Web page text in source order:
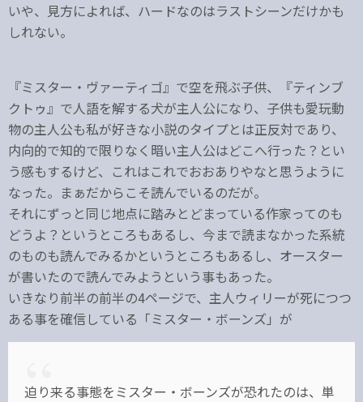
いや、見方によれば、ハードなのはラストシーンだけかも
しれない。
『ミスター・ヴァーティゴ』で空を飛ぶ子供、『ティンブ
クトゥ』で人語を解する犬が主人公になり、子供も愛玩動
物の主人公も私が好きな小説のタイプとは正反対であり、
内向的で知的で限りなく暗い主人公はどこへ行った？とい
う感もするけど、これはこれでおおありやなと思うように
なった。まぁだからこそ読んでいるのだが。
それにずっと同じ地点に踏みとどまっている作家ってのも
どうよ？というところもあるし、今まで読まなかった系統
のものも読んでみるかというところもあるし、オースター
が書いたので読んでみようという事もあった。
いきなり前半の前半の4ページで、主人ウィリーが死につつ
ある事を確信している「ミスター・ボーンズ」が
迫り来る事態をミスター・ボーンズが恐れたのは、単